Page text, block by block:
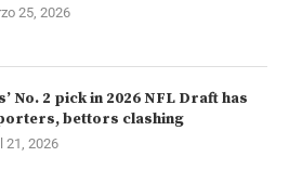
25, 2026
No. 2 pick in 2026 NFL Draft has
bettors clashing
21, 2026